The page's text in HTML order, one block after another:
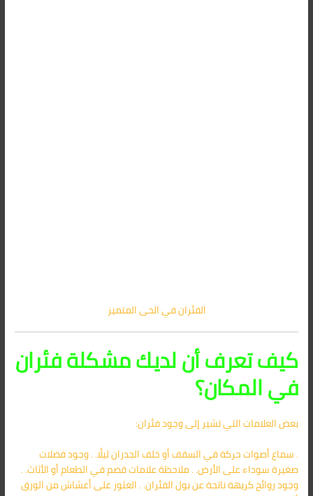
الفئران في الحى المتميز
كيف تعرف أن لديك مشكلة فئران
في المكان؟
بعض العلامات التي تشير إلى وجود فئران:
. سماع أصوات حركة في السقف أو خلف الجدران ليلًا. . وجود فضلات
صغيرة سوداء على الأرض. . ملاحظة علامات قضم في الطعام أو الأثاث. .
وجود روائح كريهة ناتجة عن بول الفئران. . العثور على أعشاش من الورق